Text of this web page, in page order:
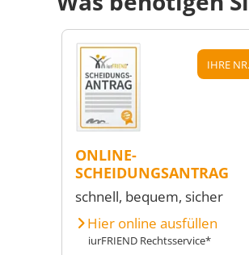
IHRE
ONLINE-
SCHEIDUNGSANTRAG
schnell, bequem, sicher
Hier online ausfüllen
iurFRIEND Rechtsservice*